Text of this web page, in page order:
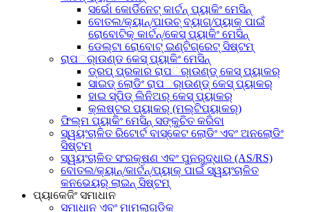
ସର୍ଭୋ କୋର୍ଡିନେଟ୍ କାର୍ଟନ୍ ପ୍ୟାକିଂ ମେସିନ୍
ବୋତଲ/କ୍ୟାନ୍/ପାଉଚ୍ ବ୍ୟାଗ୍/ପ୍ୟାକ୍ ପାଇଁ
ରୋବୋଟିକ୍ କାର୍ଟନ୍/କେସ୍ ପ୍ୟାକିଂ ମେସିନ୍
ଡେଲ୍ଟା ରୋବୋଟ୍ ଇଣ୍ଟିଗ୍ରେଟ୍ ସିଷ୍ଟମ୍
ରାପର୍ାଉଣ୍ଡ କେସ୍ ପ୍ୟାକିଂ ମେସିନ୍
ଡ୍ରପ୍ ପ୍ରକାର ରାପର୍ାଉଣ୍ଡ୍ କେସ୍ ପ୍ୟାକର୍
ସାଇଡ୍ ଲୋଡିଂ ରାପର୍ାଉଣ୍ଡ୍ କେସ୍ ପ୍ୟାକର୍
ହାଇ ସ୍ପିଡ୍ ଲିନିଅର୍ କେସ୍ ପ୍ୟାକର୍
କ୍ଲଷ୍ଟର ପ୍ୟାକର୍ (ମଲ୍ଟିପ୍ୟାକର୍)
ଫିଲ୍ମ ପ୍ୟାକିଂ ମେସିନ୍ ସଙ୍କୁଚିତ କରିବା
ସ୍ୱୟଂଚାଳିତ ରିଟୋର୍ଟ ବାସ୍କେଟ ଲୋଡିଂ ଏବଂ ଅନଲୋଡିଂ
ସିଷ୍ଟମ
ସ୍ୱୟଂଚାଳିତ ସଂରକ୍ଷଣ ଏବଂ ପୁନରୁଦ୍ଧାର (AS/RS)
ବୋତଲ/କ୍ୟାନ୍/କାର୍ଟନ୍/ପ୍ୟାକ୍ ପାଇଁ ସ୍ୱୟଂଚାଳିତ
କନଭେୟର୍ ଲାଇନ୍ ସିଷ୍ଟମ୍
ପ୍ୟାକେଜିଂ ସମାଧାନ
ସମାଧାନ ଏବଂ ମାମଲାଗୁଡ଼ିକ